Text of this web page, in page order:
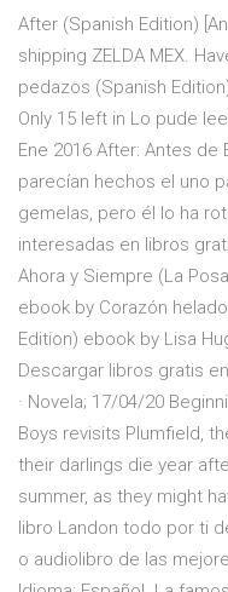
After (Spanish Edition)
shipping ZELDA MEX.
pedazos (Spanish
Only 15 left in Lo pude
Ene 2016 After: Antes de
parecían hechos el uno
gemelas, pero él lo ha
interesadas en libros
Ahora y Siempre (La
ebook by Corazón
Edition) ebook by Lisa
Descargar libros gratis
· Novela; 17/04/20
Boys revisits Plumfield,
their darlings die year
summer, as they might
libro Landon todo por ti
o audiolibro de las